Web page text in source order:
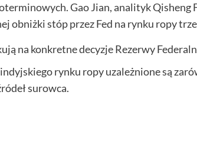
Gao Jian, analityk Qisheng
obniżki stóp przez Fed na rynku ropy
na konkretne decyzje Rezerwy
rynku ropy uzależnione są
surowca.